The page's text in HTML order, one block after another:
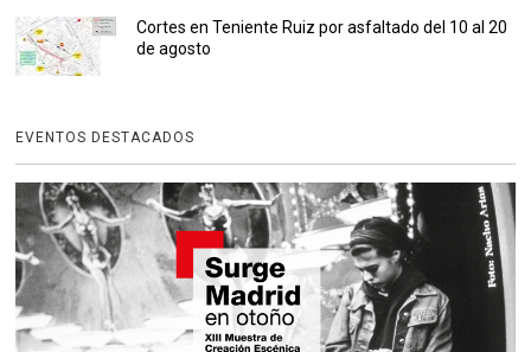
Cortes en Teniente Ruiz por asfaltado del 10 al 20
de agosto
EVENTOS DESTACADOS